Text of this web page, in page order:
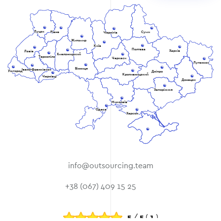
Львів
Луцьк Рівне
Вінниця
Хмельницький
Житомир
Чернівці
УжгородІвано-Франківськ
Тернопіль
Київ
Чернігів Суми
Полтава Харків
Луганськ
Донецьк
Дніпро
Черкаси
Кропивницький
Одеса
Запоріжжя
Херсон
Миколаїв
info@outsourcing.team
+38 (067) 409 15 25
5/ 5( 1 )